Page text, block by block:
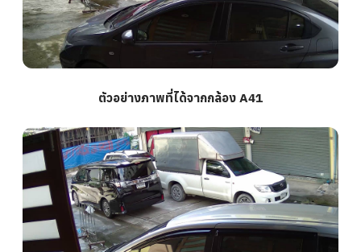
ตัวอย่างภาพที่ได้จากกล้อง A41